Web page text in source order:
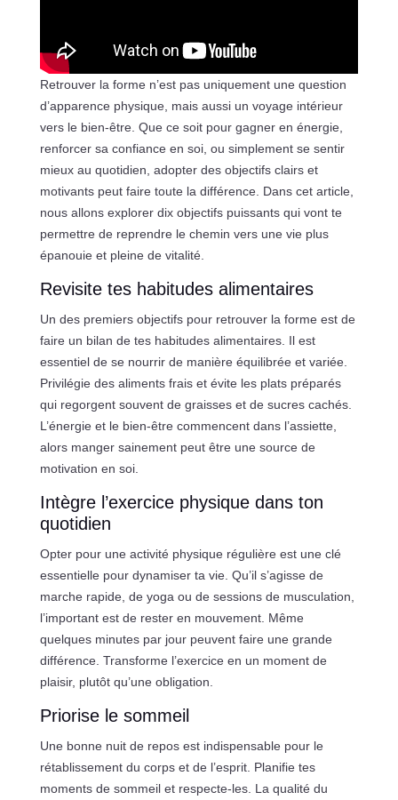
Retrouver la forme n’est pas uniquement une question
d’apparence physique, mais aussi un voyage intérieur
vers le bien-être. Que ce soit pour gagner en énergie,
renforcer sa confiance en soi, ou simplement se sentir
mieux au quotidien, adopter des objectifs clairs et
motivants peut faire toute la différence. Dans cet article,
nous allons explorer dix objectifs puissants qui vont te
permettre de reprendre le chemin vers une vie plus
épanouie et pleine de vitalité.
Revisite tes habitudes alimentaires
Un des premiers objectifs pour retrouver la forme est de
faire un bilan de tes habitudes alimentaires. Il est
essentiel de se nourrir de manière équilibrée et variée.
Privilégie des aliments frais et évite les plats préparés
qui regorgent souvent de graisses et de sucres cachés.
L’énergie et le bien-être commencent dans l’assiette,
alors manger sainement peut être une source de
motivation en soi.
Intègre l’exercice physique dans ton
quotidien
Opter pour une activité physique régulière est une clé
essentielle pour dynamiser ta vie. Qu’il s’agisse de
marche rapide, de yoga ou de sessions de musculation,
l’important est de rester en mouvement. Même
quelques minutes par jour peuvent faire une grande
différence. Transforme l’exercice en un moment de
plaisir, plutôt qu’une obligation.
Priorise le sommeil
Une bonne nuit de repos est indispensable pour le
rétablissement du corps et de l’esprit. Planifie tes
moments de sommeil et respecte-les. La qualité du